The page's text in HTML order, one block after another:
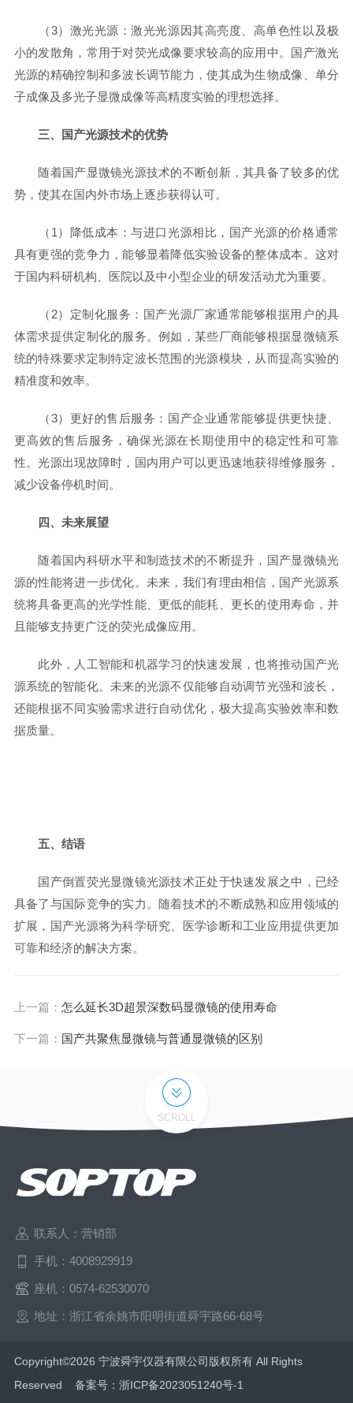
（3）激光光源：激光光源因其高亮度、高单色性以及极
小的发散角，常用于对荧光成像要求较高的应用中。国产激光
光源的精确控制和多波长调节能力，使其成为生物成像、单分
子成像及多光子显微成像等高精度实验的理想选择。
三、国产光源技术的优势
随着国产显微镜光源技术的不断创新，其具备了较多的优
势，使其在国内外市场上逐步获得认可。
（1）降低成本：与进口光源相比，国产光源的价格通常
具有更强的竞争力，能够显着降低实验设备的整体成本。这对
于国内科研机构、医院以及中小型企业的研发活动尤为重要。
（2）定制化服务：国产光源厂家通常能够根据用户的具
体需求提供定制化的服务。例如，某些厂商能够根据显微镜系
统的特殊要求定制特定波长范围的光源模块，从而提高实验的
精准度和效率。
（3）更好的售后服务：国产企业通常能够提供更快捷、
更高效的售后服务，确保光源在长期使用中的稳定性和可靠
性。光源出现故障时，国内用户可以更迅速地获得维修服务，
减少设备停机时间。
四、未来展望
随着国内科研水平和制造技术的不断提升，国产显微镜光
源的性能将进一步优化。未来，我们有理由相信，国产光源系
统将具备更高的光学性能、更低的能耗、更长的使用寿命，并
且能够支持更广泛的荧光成像应用。
此外，人工智能和机器学习的快速发展，也将推动国产光
源系统的智能化。未来的光源不仅能够自动调节光强和波长，
还能根据不同实验需求进行自动优化，极大提高实验效率和数
据质量。
五、结语
国产倒置荧光显微镜光源技术正处于快速发展之中，已经
具备了与国际竞争的实力。随着技术的不断成熟和应用领域的
扩展，国产光源将为科学研究、医学诊断和工业应用提供更加
可靠和经济的解决方案。
上一篇： 怎么延长3D超景深数码显微镜的使用寿命
下一篇： 国产共聚焦显微镜与普通显微镜的区别
SCROLL
联系人：营销部
手机：4008929919
座机：0574-62530070
地址：浙江省余姚市阳明街道舜宇路66-68号
Copyright©2026 宁波舜宇仪器有限公司版权所有 All Rights
Reserved 备案号： 浙ICP备2023051240号-1